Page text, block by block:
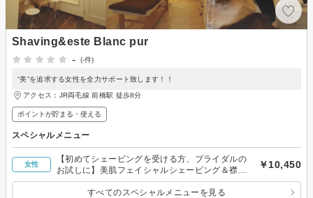
Shaving&este Blanc pur
-
(-件)
“美”を追求する女性を全力サポート致します！！
アクセス：JR両毛線 前橋駅 徒歩8分
ポイントが貯まる・使える
スペシャルメニュー
女性
【初めてシェービングを受ける方、ブライダルの
お試しに】美肌フェイシャルシェービング＆襟足
シェービング
￥10,450
すべてのスペシャルメニューを見る